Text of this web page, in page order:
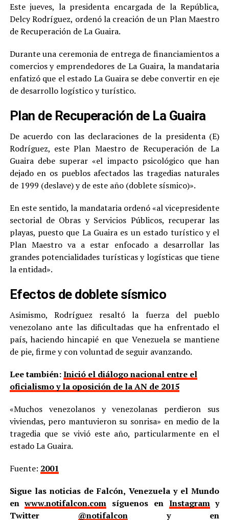
Este jueves, la presidenta encargada de la República,
Delcy Rodríguez, ordenó la creación de un Plan Maestro
de Recuperación de La Guaira.
Durante una ceremonia de entrega de financiamientos a
comercios y emprendedores de La Guaira, la mandataria
enfatizó que el estado La Guaira se debe convertir en eje
de desarrollo logístico y turístico.
Plan de Recuperación de La Guaira
De acuerdo con las declaraciones de la presidenta (E)
Rodríguez, este Plan Maestro de Recuperación de La
Guaira debe superar «el impacto psicológico que han
dejado en os pueblos afectados las tragedias naturales
de 1999 (deslave) y de este año (doblete sísmico)».
En este sentido, la mandataria ordenó «al vicepresidente
sectorial de Obras y Servicios Públicos, recuperar las
playas, puesto que La Guaira es un estado turístico y el
Plan Maestro va a estar enfocado a desarrollar las
grandes potencialidades turísticas y logísticas que tiene
la entidad».
Efectos de doblete sísmico
Asimismo, Rodríguez resaltó la fuerza del pueblo
venezolano ante las dificultadas que ha enfrentado el
país, haciendo hincapié en que Venezuela se mantiene
de pie, firme y con voluntad de seguir avanzando.
Lee también:Inició el diálogo nacional entre el
oficialismo y la oposición de la AN de 2015
«Muchos venezolanos y venezolanas perdieron sus
viviendas, pero mantuvieron su sonrisa» en medio de la
tragedia que se vivió este año, particularmente en el
estado La Guaira.
Fuente: 2001
Sigue las noticias de Falcón, Venezuela y el Mundo
enwww.notifalcon.com síguenos en Instagramy
Twitter @notifalcony en